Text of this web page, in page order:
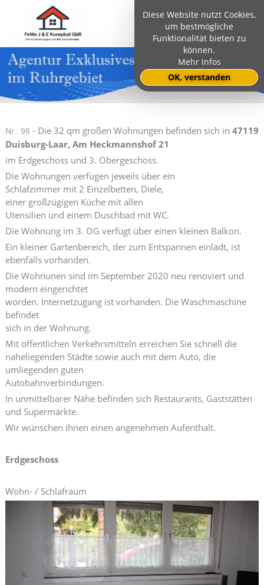
Nr.: 98 - Die 32 qm großen Wohnungen befinden sich in 47119
Duisburg-Laar, Am Heckmannshof 21
im Erdgeschoss und 3. Obergeschoss.
Die Wohnungen verfügen jeweils über ein
Schlafzimmer mit 2 Einzelbetten, Diele,
einer großzügigen Küche mit allen
Utensilien und einem Duschbad mit WC.
Die Wohnung im 3. OG verfügt über einen kleinen Balkon.
Ein kleiner Gartenbereich, der zum Entspannen einlädt, ist
ebenfalls vorhanden.
Die Wohnunen sind im September 2020 neu renoviert und
modern eingerichtet
worden. Internetzugang ist vorhanden. Die Waschmaschine
befindet
sich in der Wohnung.
Mit öffentlichen Verkehrsmitteln erreichen Sie schnell die
naheliegenden Städte sowie auch mit dem Auto, die
umliegenden guten
Autobahnverbindungen.
In unmittelbarer Nähe befinden sich Restaurants, Gaststätten
und Supermärkte.
Wir wünschen Ihnen einen angenehmen Aufenthalt.
Erdgeschoss
Wohn- / Schlafraum
Diese Website nutzt Cookies,
um bestmögliche
Funktionalität bieten zu
können.
Mehr Infos
OK, verstanden